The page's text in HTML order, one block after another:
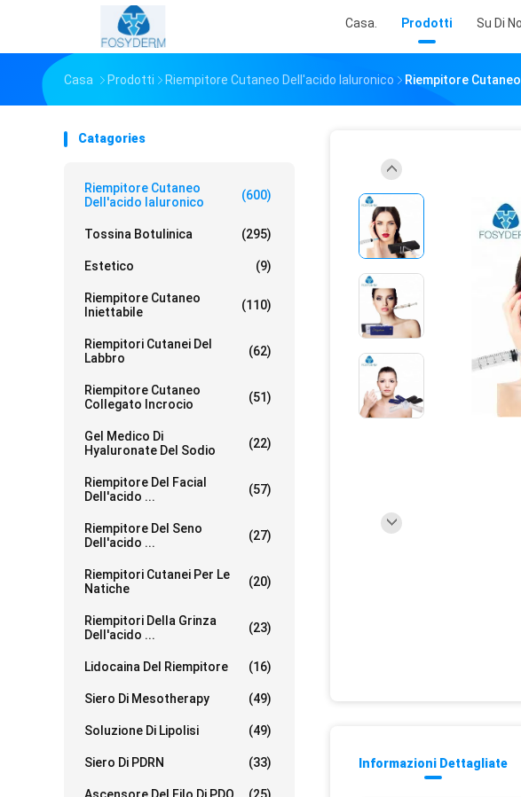
Casa. Prodotti Su Di
Casa Prodotti Riempitore Cutaneo Dell'acido Ialuronico Riempitore
Catagories
Riempitore Cutaneo
Dell'acido Ialuronico
(600)
Tossina Botulinica (295)
Estetico (9)
Riempitore Cutaneo
Iniettabile
(110)
Riempitori Cutanei Del
Labbro
(62)
Riempitore Cutaneo
Collegato Incrocio
(51)
Gel Medico Di
Hyaluronate Del Sodio
(22)
Riempitore Del Facial
Dell'acido ...
(57)
Riempitore Del Seno
Dell'acido ...
(27)
Riempitori Cutanei Per Le
Natiche
(20)
Riempitori Della Grinza
Dell'acido ...
(23)
Lidocaina Del Riempitore (16)
Siero Di Mesotherapy (49)
Soluzione Di Lipolisi (49)
Siero Di PDRN (33) Informazioni Dettagliate